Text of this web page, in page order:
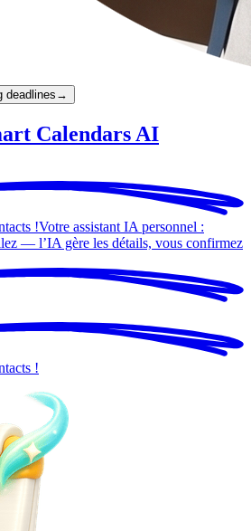
deadlines →
Calendars AI
!Votre assistant IA personnel :
— l’IA gère les détails, vous confirmez
!